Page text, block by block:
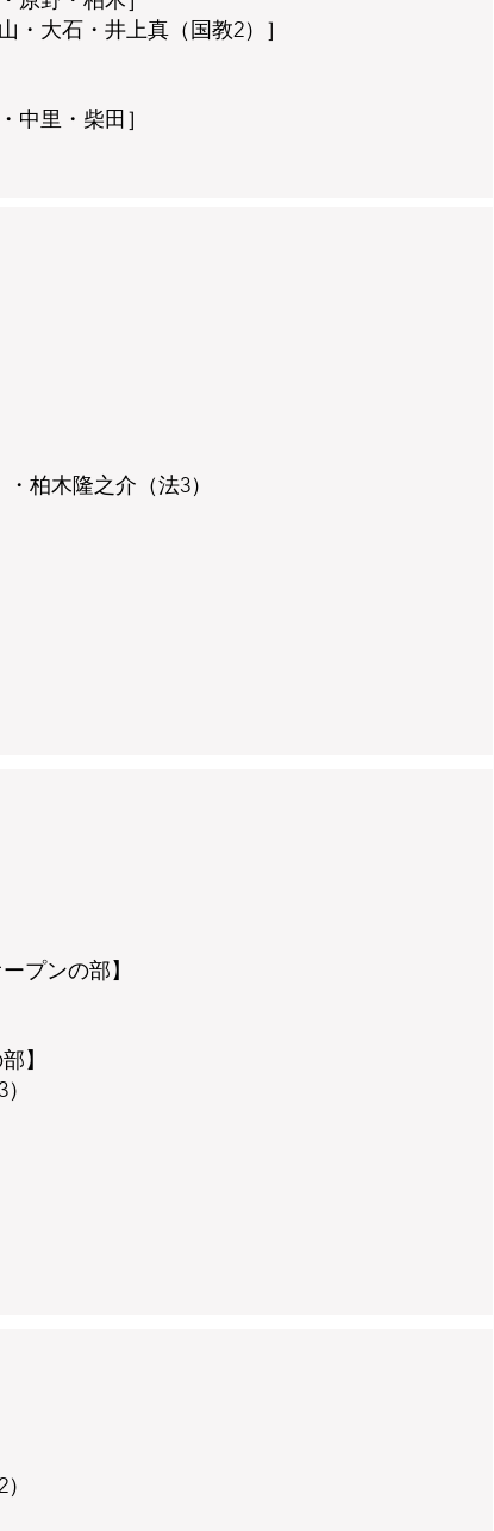
大石・井上真（国教2）］
中里・柴田］
柏木隆之介（法3）
プンの部】
】